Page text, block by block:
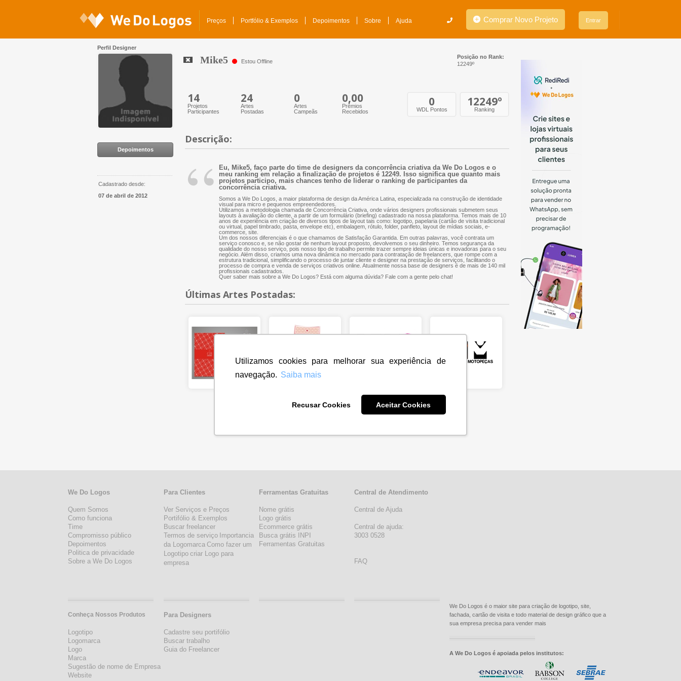
Utilizamos cookies para melhorar sua experiência de
navegação. Saiba mais
Recusar Cookies Aceitar Cookies
Preços Portfólio & Exemplos Depoimentos Sobre Ajuda Comprar Novo Projeto Entrar
Depoimentos
Cadastrado desde:
07 de abril de 2012
Mike5 Estou Offline
Posição no Rank:
12249º
Perfil Designer
14
Projetos
Participantes
24
Artes
Postadas
0
Artes
Campeãs
0,00
Prêmios
Recebidos
0
WDL Pontos
12249º
Ranking
Descrição:
“
Eu, Mike5, faço parte do time de designers da concorrência criativa da We Do Logos e o
meu ranking em relação a finalização de projetos é 12249. Isso significa que quanto mais
projetos participo, mais chances tenho de liderar o ranking de participantes da
concorrência criativa.
Somos a We Do Logos, a maior plataforma de design da América Latina, especializada na construção de identidade
visual para micro e pequenos empreendedores.
Utilizamos a metodologia chamada de Concorrência Criativa, onde vários designers profissionais submetem seus
layouts à avaliação do cliente, a partir de um formulário (briefing) cadastrado na nossa plataforma. Temos mais de 10
anos de experiência em criação de diversos tipos de layout tais como: logotipo, papelaria (cartão de visita tradicional
ou virtual, papel timbrado, pasta, envelope etc), embalagem, rótulo, folder, panfleto, layout de mídias sociais, e-
commerce, site.
Um dos nossos diferenciais é o que chamamos de Satisfação Garantida. Em outras palavras, você contrata um
serviço conosco e, se não gostar de nenhum layout proposto, devolvemos o seu dinheiro. Temos segurança da
qualidade do nosso serviço, pois nosso tipo de trabalho permite trazer sempre ideias únicas e inovadoras para o seu
negócio. Além disso, criamos uma nova dinâmica no mercado para contratação de freelancers, que rompe com a
estrutura tradicional, simplificando o processo de juntar cliente e designer na prestação de serviços, facilitando o
processo de compra e venda de serviços criativos online. Atualmente nossa base de designers é de mais de 140 mil
profissionais cadastrados.
Quer saber mais sobre a We Do Logos? Está com alguma dúvida? Fale com a gente pelo chat!
Últimas Artes Postadas:
We Do Logos
Quem Somos
Como funciona
Time
Compromisso público
Depoimentos
Politica de privacidade
Sobre a We Do Logos
Conheça Nossos Produtos
Logotipo
Logomarca
Logo
Marca
Sugestão de nome de Empresa
Website
Para Clientes
Ver Serviços e Preços
Portifólio & Exemplos
Buscar freelancer
Termos de serviço Importancia
da Logomarca Como fazer um
Logotipo criar Logo para
empresa
Para Designers
Cadastre seu portifólio
Buscar trabalho
Guia do Freelancer
Ferramentas Gratuitas
Nome grátis
Logo grátis
Ecommerce grátis
Busca grátis INPI
Ferramentas Gratuitas
Central de Atendimento
Central de Ajuda
Central de ajuda:
3003 0528
FAQ
We Do Logos é o maior site para criação de logotipo, site,
fachada, cartão de visita e todo material de design gráfico que a
sua empresa precisa para vender mais
A We Do Logos é apoiada pelos institutos: